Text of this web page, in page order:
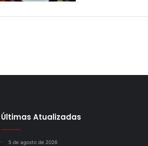
Últimas Atualizadas
5 de agosto de 2026